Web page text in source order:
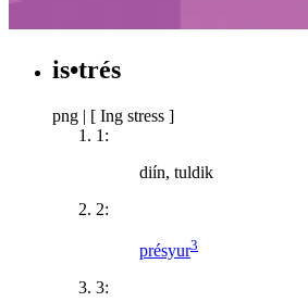
is•trés
png | [ Ing stress ]
1:
diín, tuldik
2:
présyur3
3: